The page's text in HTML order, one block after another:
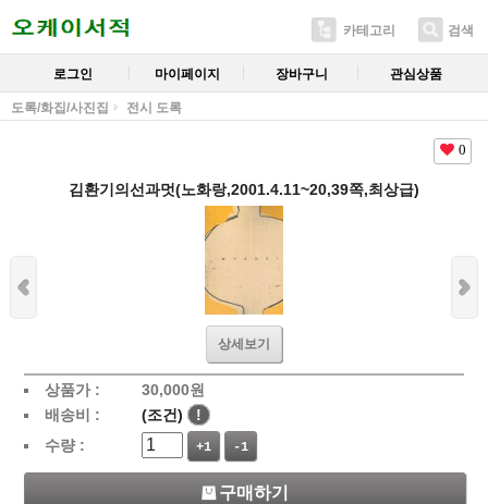
카테고리 검색
로그인 마이페이지 장바구니 관심상품
도록/화집/사진집 전시 도록
0
김환기의선과멋(노화랑,2001.4.11~20,39쪽,최상급)
상세보기
상품가 : 30,000원
배송비 :
(조건)
!
수량 :
+1 -1
구매하기